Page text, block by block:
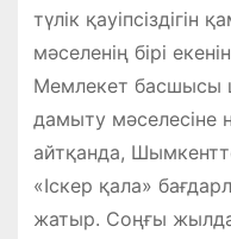
түлік қауіпсіздігін
мәселенің бірі
Мемлекет басшысы
дамыту мәселесіне
айтқанда,
«Іскер қала»
жатыр. Соңғы